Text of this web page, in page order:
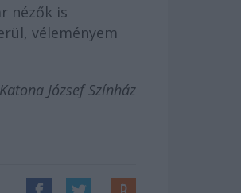
nézők is
véleményem
József Színház